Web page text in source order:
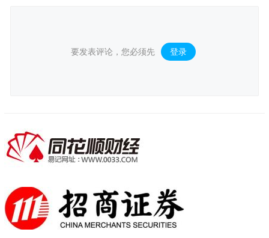
要发表评论，您必须先 登录 。